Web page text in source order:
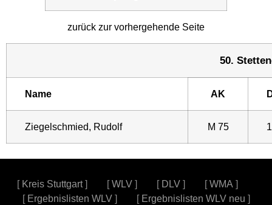
zurück zur vorhergehende Seite
50.
Name AK
Ziegelschmied, Rudolf M 75
[ Kreis Stuttgart] [WLV ] [ DLV ] [WMA ]
[ Ergebnislisten WLV] [ Ergebnislisten WLV neu ]